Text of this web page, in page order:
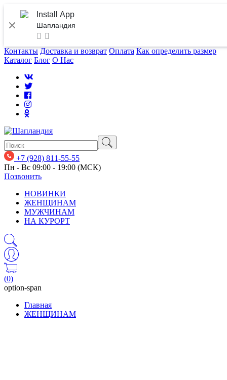
Install App
Шапландия
Контакты Доставка и возврат Оплата Как определить размер
Каталог Блог О Нас
+7 (928) 811-55-55
Пн - Вс 09:00 - 19:00 (МСК)
Позвонить
НОВИНКИ
ЖЕНЩИНАМ
МУЖЧИНАМ
НА КУРОРТ
(0)
option-span
Главная
ЖЕНЩИНАМ